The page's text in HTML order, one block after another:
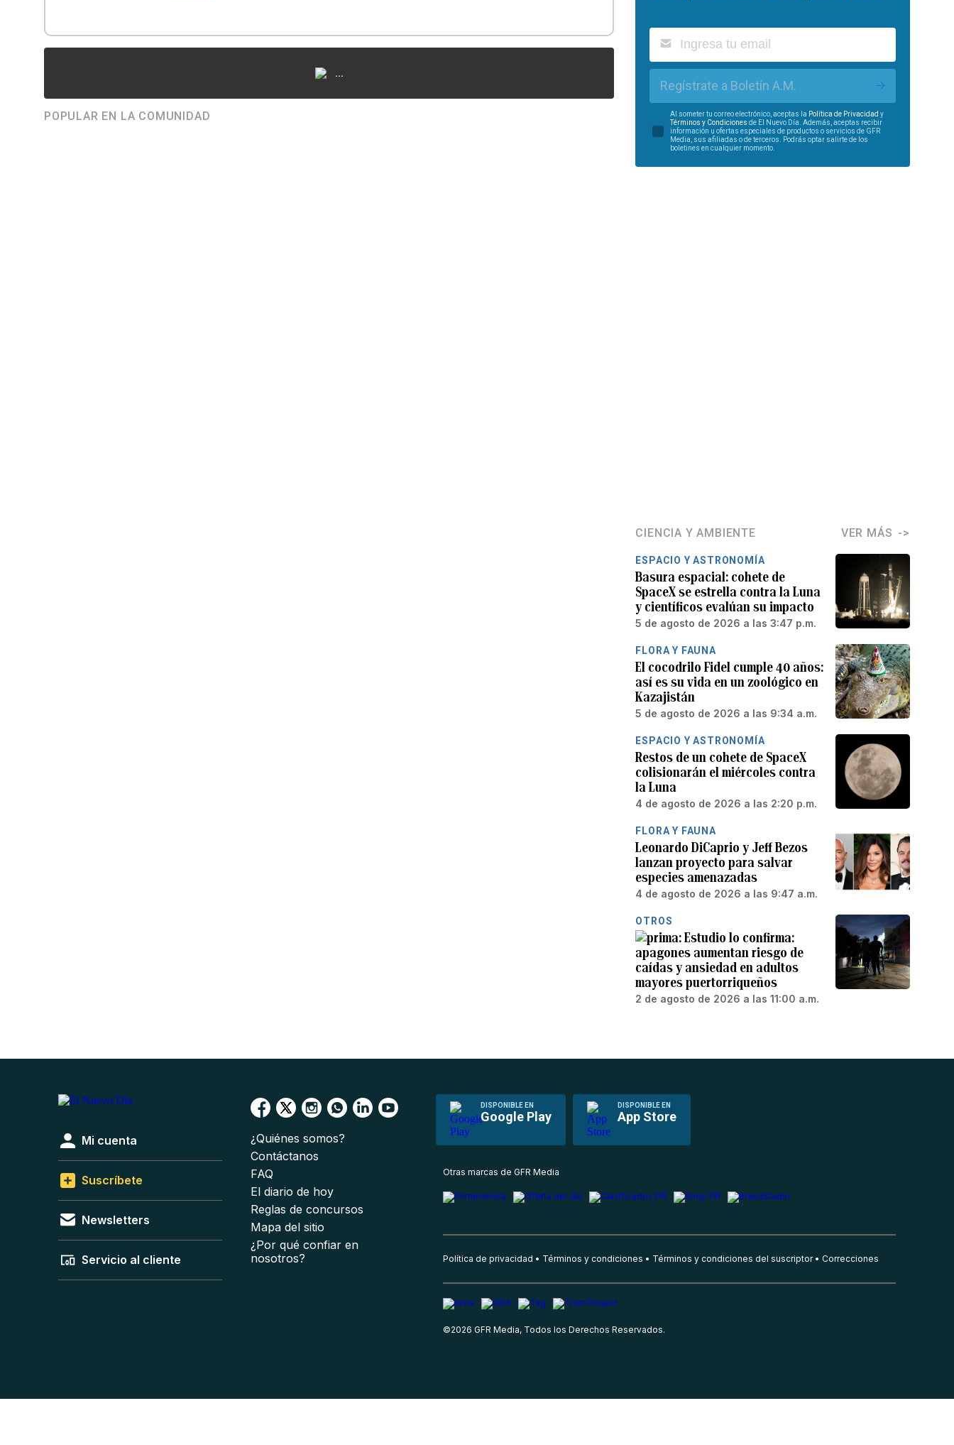
...
POPULAR EN LA COMUNIDAD
Regístrate a Boletín A.M.
Al someter tu correo electrónico, aceptas la Política de Privacidad y
Términos y Condiciones de El Nuevo Día. Además, aceptas recibir
información u ofertas especiales de productos o servicios de GFR
Media, sus afiliadas o de terceros. Podrás optar salirte de los
boletines en cualquier momento.
CIENCIA Y AMBIENTE VER MÁS
ESPACIO Y ASTRONOMÍA
Basura espacial: cohete de
SpaceX se estrella contra la Luna
y científicos evalúan su impacto
5 de agosto de 2026 a las 3:47 p.m.
FLORA Y FAUNA
El cocodrilo Fidel cumple 40 años:
así es su vida en un zoológico en
Kazajistán
5 de agosto de 2026 a las 9:34 a.m.
ESPACIO Y ASTRONOMÍA
Restos de un cohete de SpaceX
colisionarán el miércoles contra
la Luna
4 de agosto de 2026 a las 2:20 p.m.
FLORA Y FAUNA
Leonardo DiCaprio y Jeff Bezos
lanzan proyecto para salvar
especies amenazadas
4 de agosto de 2026 a las 9:47 a.m.
OTROS
Estudio lo confirma:
apagones aumentan riesgo de
caídas y ansiedad en adultos
mayores puertorriqueños
2 de agosto de 2026 a las 11:00 a.m.
DISPONIBLE EN
Google Play
DISPONIBLE EN
App Store
Mi cuenta
Suscríbete
Newsletters
Servicio al cliente
¿Quiénes somos?
Contáctanos
FAQ
El diario de hoy
Reglas de concursos
Mapa del sitio
¿Por qué confiar en
nosotros?
Otras marcas de GFR Media
Política de privacidad Términos y condiciones Términos y condiciones del suscriptor Correcciones
©2026 GFR Media, Todos los Derechos Reservados.